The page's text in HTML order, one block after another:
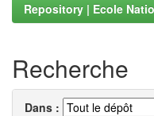
Repository | Ecole
Recherche
Dans :